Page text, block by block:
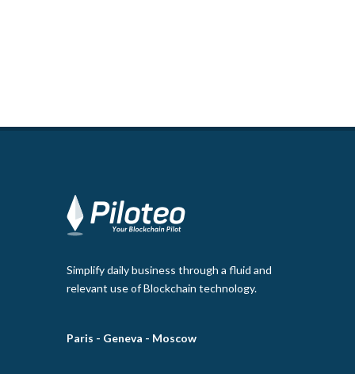
Simplify daily business through a fluid and
relevant use of Blockchain technology.
Paris - Geneva - Moscow